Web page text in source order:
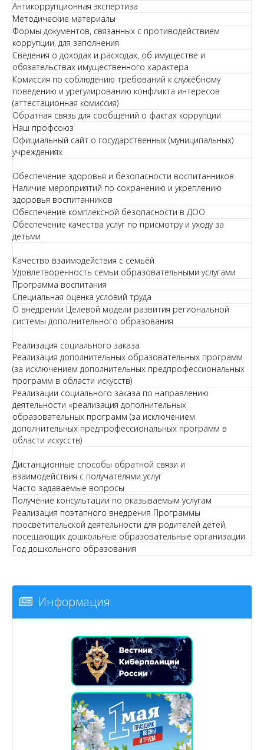
Антикоррупционная экспертиза
Методические материалы
Формы документов, связанных с противодействием
коррупции, для заполнения
Сведения о доходах и расходах, об имуществе и
обязательствах имущественного характера
Комиссия по соблюдению требований к служебному
поведению и урегулированию конфликта интересов
(аттестационная комиссия)
Обратная связь для сообщений о фактах коррупции
Наш профсоюз
Официальный сайт о государственных (муниципальных)
учреждениях
Обеспечение здоровья и безопасности воспитанников
Наличие мероприятий по сохранению и укреплению
здоровья воспитанников
Обеспечение комплексной безопасности в ДОО
Обеспечение качества услуг по присмотру и уходу за
детьми
Качество взаимодействия с семьёй
Удовлетворенность семьи образовательными услугами
Программа воспитания
Специальная оценка условий труда
О внедрении Целевой модели развития региональной
системы дополнительного образования
Реализация социального заказа
Реализация дополнительных образовательных программ
(за исключением дополнительных предпрофессиональных
программ в области искусств)
Реализации социального заказа по направлению
деятельности «реализация дополнительных
образовательных программ (за исключением
дополнительных предпрофессиональных программ в
области искусств)
Дистанционные способы обратной связи и
взаимодействия с получателями услуг
Часто задаваемые вопросы
Получение консультации по оказываемым услугам
Реализация поэтапного внедрения Программы
просветительской деятельности для родителей детей,
посещающих дошкольные образовательные организации
Год дошкольного образования
Информация